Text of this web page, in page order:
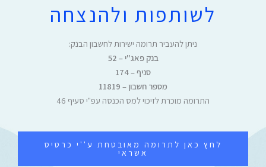
לשותפות ולהנצחה
ניתן להעביר תרומה ישירות לחשבון הבנק:
בנק פאג"י – 52
סניף – 174
מספר חשבון – 11819
התרומה מוכרת לזיכוי למס הכנסה עפ"י סעיף 46
לחץ כאן לתרומה מאובטחת ע''י כרטיס
אשראי